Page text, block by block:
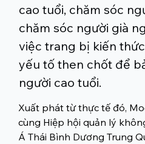
cao tuổi, chăm sóc
chăm sóc người già
việc trang bị kiến
yếu tố then chốt để
người cao tuổi.
Xuất phát từ thực tế đó,
cùng Hiệp hội quản lý
Á Thái Bình Dương Trung